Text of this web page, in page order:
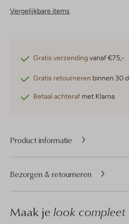
Vergelijkbare items
Gratis verzendingvanaf €75,-
Gratis retourneren binnen 30
Betaal achteraf met Klarna
Product informatie
Bezorgen & retourneren
Maak je look compleet